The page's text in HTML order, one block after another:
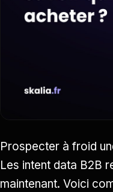
Prospecter à froid
Les intent data B2B
maintenant. Voici